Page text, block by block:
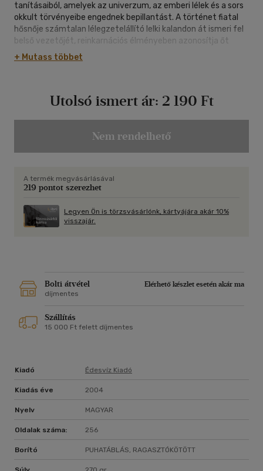
tanításaiból, amelyek az univerzum, az emberi lélek és a sors
okkult törvényeibe engednek bepillantást. A történet fiatal
hősnője számtalan lélegzetelállító lelki kalandon át ismeri fel
belső vezetőjét, reinkarnációs élményeben azonosítja őt
háromezer évvel korábbi tanítójával, a tisztánlátó főpappal,
akitől annak idején mint a fáraó elszánt, de éretlen lánya
fáraólány, hamarosan megjelenő második kötetből tudhatja
karma, valamint a reinkarnáció törvényeit érzékletesen
megjelenítő gondolatok, élmények és tapasztalatok egész
bepillanthassanak a beavatás rejtelmeibe, amelyek a bennünk
rejlő mély igazságokkal ősidők óta rabul ejtették az emberi
képzeletet. A vízöntő korában a lassan öntudatra ébredő
emberiség előtt kitárulnak a titkok kapui: a Régi Korok és a
New Age üzenete összecseng. "A könyv személyes okok
+ Mutass többet
Utolsó ismert ár: 2 190 Ft
Nem rendelhető
A termék megvásárlásával
219 pontot szerezhet
Legyen Ön is törzsvásárlónk, kártyájára akár 10%
visszajár.
Bolti átvétel
Elérhető készlet esetén akár ma
díjmentes
Szállítás
15 000 Ft felett díjmentes
Kiadó Édesvíz Kiadó
Kiadás éve 2004
Nyelv MAGYAR
Oldalak száma: 256
Borító PUHATÁBLÁS, RAGASZTÓKÖTÖTT